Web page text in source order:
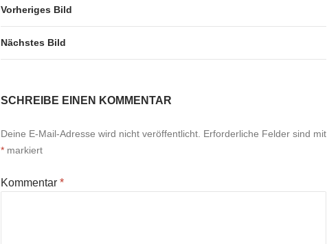
Vorheriges Bild
Nächstes Bild
SCHREIBE EINEN KOMMENTAR
Deine E-Mail-Adresse wird nicht veröffentlicht. Erforderliche Felder sind mit
* markiert
Kommentar *